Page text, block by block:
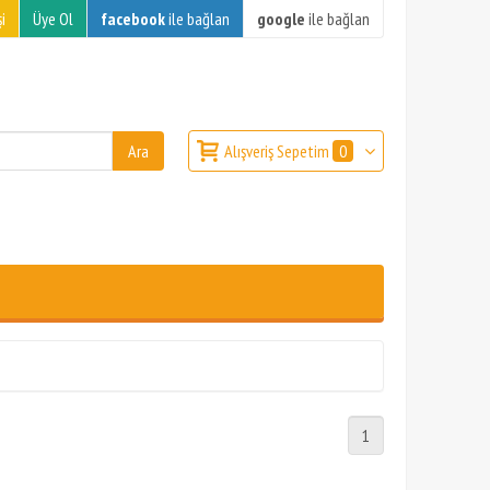
Üye Ol facebookile bağlan google ile bağlan
Alışveriş Sepetim 0
1